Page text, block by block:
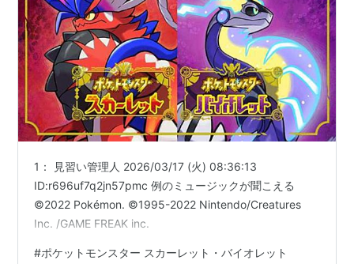
1： 見習い管理人 2026/03/17 (火) 08:36:13
ID:r696uf7q2jn57pmc 例のミュージックが聞こえる
©2022 Pokémon. ©1995-2022 Nintendo/Creatures
Inc. /GAME FREAK inc.
#ポケットモンスター スカーレット・バイオレット